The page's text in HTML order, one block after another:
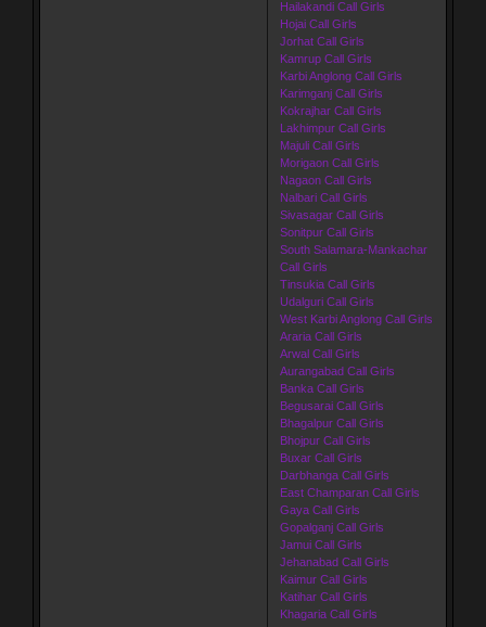
Hailakandi Call Girls
Hojai Call Girls
Jorhat Call Girls
Kamrup Call Girls
Karbi Anglong Call Girls
Karimganj Call Girls
Kokrajhar Call Girls
Lakhimpur Call Girls
Majuli Call Girls
Morigaon Call Girls
Nagaon Call Girls
Nalbari Call Girls
Sivasagar Call Girls
Sonitpur Call Girls
South Salamara-Mankachar
Call Girls
Tinsukia Call Girls
Udalguri Call Girls
West Karbi Anglong Call Girls
Araria Call Girls
Arwal Call Girls
Aurangabad Call Girls
Banka Call Girls
Begusarai Call Girls
Bhagalpur Call Girls
Bhojpur Call Girls
Buxar Call Girls
Darbhanga Call Girls
East Champaran Call Girls
Gaya Call Girls
Gopalganj Call Girls
Jamui Call Girls
Jehanabad Call Girls
Kaimur Call Girls
Katihar Call Girls
Khagaria Call Girls